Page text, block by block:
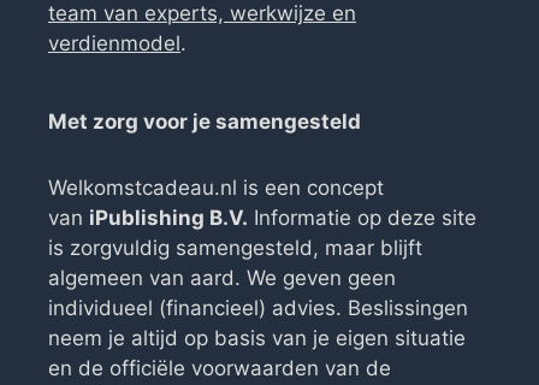
team van experts, werkwijze en
verdienmodel.
Met zorg voor je samengesteld
Welkomstcadeau.nl is een concept
van iPublishing B.V. Informatie op deze site
is zorgvuldig samengesteld, maar blijft
algemeen van aard. We geven geen
individueel (financieel) advies. Beslissingen
neem je altijd op basis van je eigen situatie
en de officiële voorwaarden van de